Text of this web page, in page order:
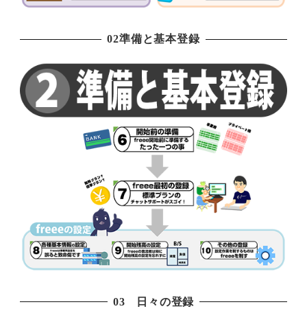
02準備と基本登録
03 日々の登録